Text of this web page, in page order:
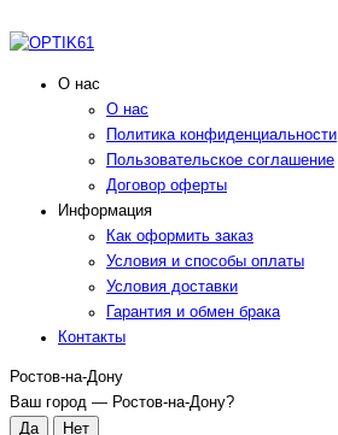
О нас
О нас
Политика конфиденциальности
Пользовательское соглашение
Договор оферты
Информация
Как оформить заказ
Условия и способы оплаты
Условия доставки
Гарантия и обмен брака
Контакты
Ростов-на-Дону
Ваш город — Ростов-на-Дону?